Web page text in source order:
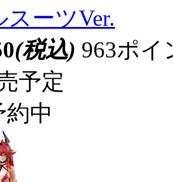
ーツVer.
(税込) 963ポ
予定
約中